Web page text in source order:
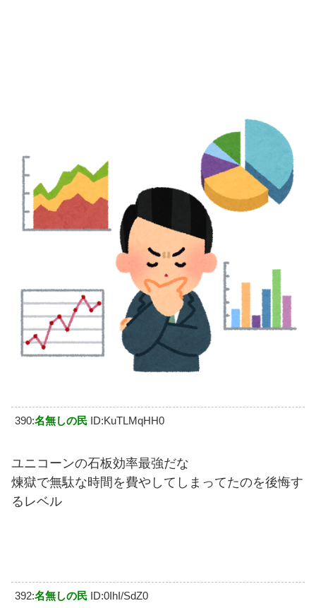
390:名無しの民 ID:KuTLMqHH0
ユニコーンの石板効率最強だな
煉獄で無駄な時間を費やしてしまってたのを後悔す
るレベル
392:名無しの民 ID:0IhI/SdZ0